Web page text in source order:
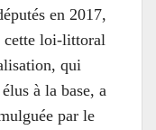
en 2017,
cette loi-littoral
qui
à la base, a
par le